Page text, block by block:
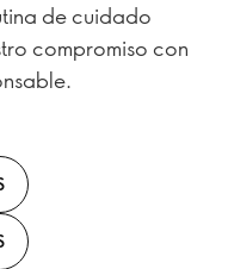
de cuidado
compromiso con